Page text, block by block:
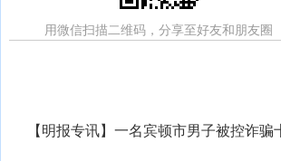
用微信扫描二维码，分享至好友和朋友圈
【明报专讯】一名宾顿市男子被控诈